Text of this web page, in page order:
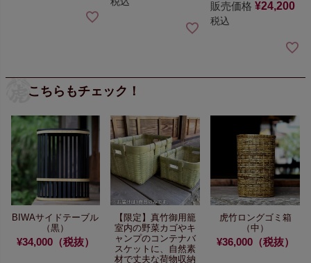
販売価格 ¥24,200
税込
こちらもチェック！
BIWAサイドテーブル
（黒）
¥34,000（税抜）
【限定】真竹御用籠
室内の野菜カゴやキ
ャンプのコンテナバ
スケットに、 自然素
材で丈夫な荷物収納
虎竹ロングゴミ箱
（中）
¥36,000（税抜）